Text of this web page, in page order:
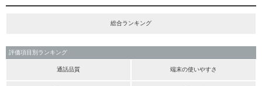
総合ランキング
評価項目別ランキング
通話品質 端末の使いやすさ